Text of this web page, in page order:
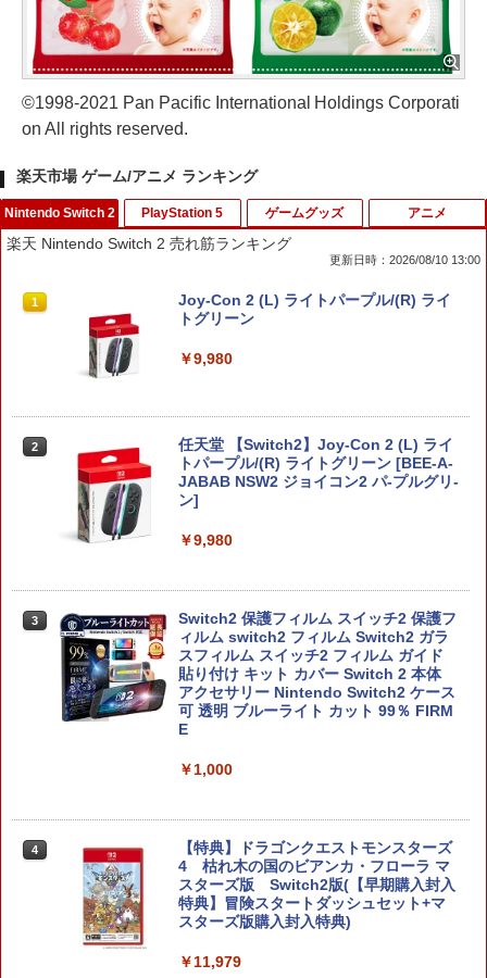
©1998-2021 Pan Pacific International Holdings Corporati
on All rights reserved.
楽天市場 ゲーム/アニメ ランキング
Nintendo Switch 2
楽天 Nintendo Switch 2 売れ筋ランキング
更新日時：2026/08/10 13:00
1
Joy-Con 2 (L) ライトパープル/(R) ライ
トグリーン
￥9,980
2
任天堂 【Switch2】Joy-Con 2 (L) ライ
トパープル/(R) ライトグリーン [BEE-A-
JABAB NSW2 ジョイコン2 パ-プルグリ-
ン]
￥9,980
3
Switch2 保護フィルム スイッチ2 保護フ
ィルム switch2 フィルム Switch2 ガラ
スフィルム スイッチ2 フィルム ガイド
貼り付け キット カバー Switch 2 本体
アクセサリー Nintendo Switch2 ケース
可 透明 ブルーライト カット 99％ FIRM
E
￥1,000
4
【特典】ドラゴンクエストモンスターズ
4 枯れ木の国のビアンカ・フローラ マ
スターズ版 Switch2版(【早期購入封入
特典】冒険スタートダッシュセット+マ
スターズ版購入封入特典)
￥11,979
PlayStation 5 ゲームグッズ アニメ